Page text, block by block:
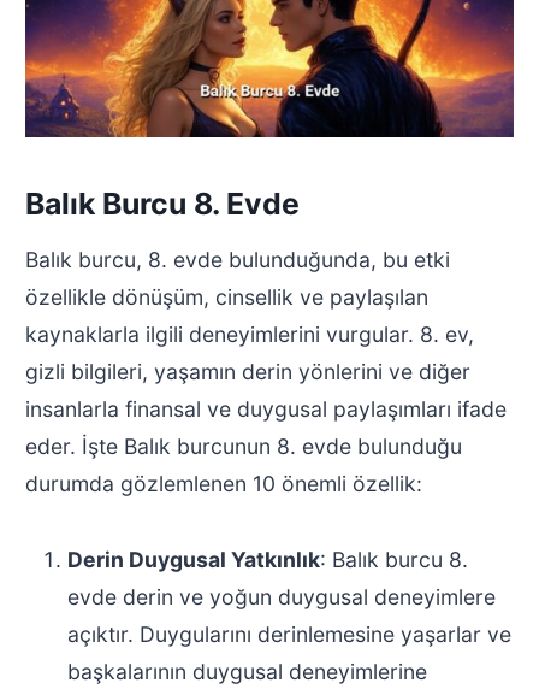
Balık Burcu 8. Evde
Balık burcu, 8. evde bulunduğunda, bu etki
özellikle dönüşüm, cinsellik ve paylaşılan
kaynaklarla ilgili deneyimlerini vurgular. 8. ev,
gizli bilgileri, yaşamın derin yönlerini ve diğer
insanlarla finansal ve duygusal paylaşımları ifade
eder. İşte Balık burcunun 8. evde bulunduğu
durumda gözlemlenen 10 önemli özellik:
Derin Duygusal Yatkınlık: Balık burcu 8.
evde derin ve yoğun duygusal deneyimlere
açıktır. Duygularını derinlemesine yaşarlar ve
başkalarının duygusal deneyimlerine